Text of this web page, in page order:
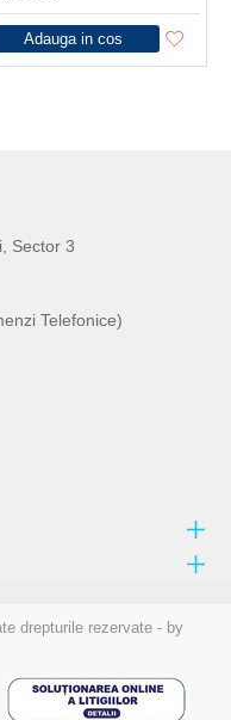
Adauga in cos
Sector 3
Telefonice)
drepturile rezervate - by